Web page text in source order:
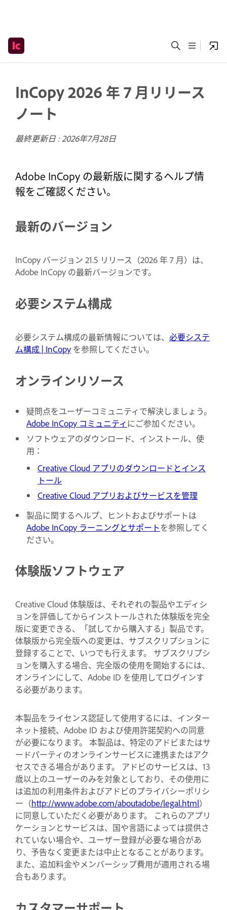
InCopy 2026 年 7 月リリース
ノート
最終更新日 :2026年7月28日
Adobe InCopy の最新版に関するヘルプ情
報をご確認ください。
最新のバージョン
InCopy バージョン 21.5 リリース（2026 年 7 月）は、
Adobe InCopy の最新バージョンです。
必要システム構成
必要システム構成の最新情報については、 必要システ
ム構成 | InCopy を参照してください。
オンラインリソース
疑問点をユーザーコミュニティで解決しましょう。
Adobe InCopy コミュニティ にご参加ください。
ソフトウェアのダウンロード、インストール、使
用：
Creative Cloud アプリのダウンロードとインス
トール
Creative Cloud アプリおよびサービスを管理
製品に関するヘルプ、ヒントおよびサポートは
Adobe InCopy ラーニングとサポートを参照してく
ださい。
体験版ソフトウェア
Creative Cloud 体験版は、それぞれの製品やエディシ
ョンを評価してからインストールされた体験版を完全
版に変更できる、「試してから購入する」製品です。
体験版から完全版への変更は、サブスクリプションに
登録することで、いつでも行えます。 サブスクリプシ
ョンを購入する場合、完全版の使用を開始するには、
オンラインにして、Adobe ID を使用してログインす
る必要があります。
本製品をライセンス認証して使用するには、インター
ネット接続、Adobe ID および使用許諾契約への同意
が必要になります。 本製品は、特定のアドビまたはサ
ードパーティのオンラインサービスに連携またはアク
セスできる場合があります。 アドビのサービスは、13
歳以上のユーザーのみを対象としており、その使用に
は追加の利用条件およびアドビのプライバシーポリシ
ー（http://www.adobe.com/aboutadobe/legal.html）
に同意していただく必要があります。 これらのアプリ
ケーションとサービスは、国や言語によっては提供さ
れていない場合や、ユーザー登録が必要な場合があ
り、予告なく変更または中止となることがあります。
また、追加料金やメンバーシップ費用が適用される場
合もあります。